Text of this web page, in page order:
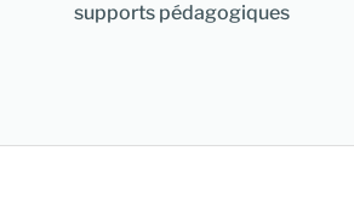
supports pédagogiques